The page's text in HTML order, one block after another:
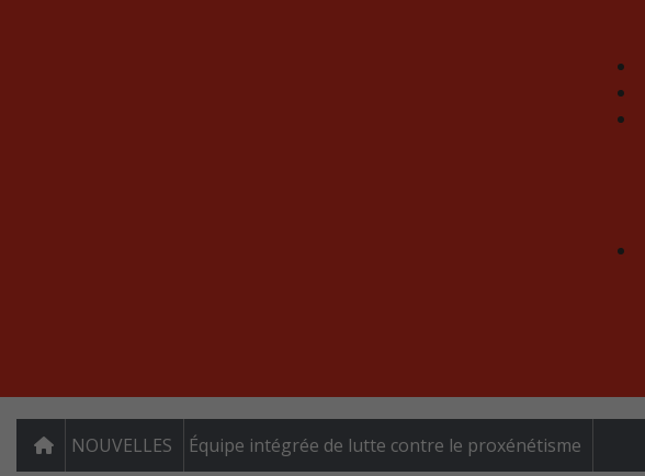
NOUVELLES Équipe intégrée de lutte contre le proxénétisme